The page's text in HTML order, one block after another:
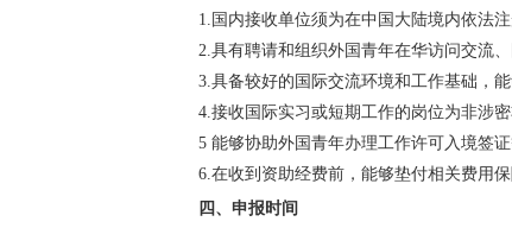
1.国内接收单位须为在中国大陆境内依法
2.具有聘请和组织外国青年在华访问交流
3.具备较好的国际交流环境和工作基础，
4.接收国际实习或短期工作的岗位为非涉密
5 能够协助外国青年办理工作许可入境签证
6.在收到资助经费前，能够垫付相关费用
四、申报时间